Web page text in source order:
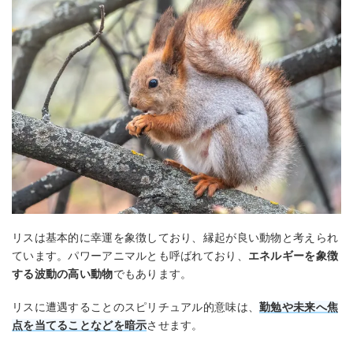
リスは基本的に幸運を象徴しており、縁起が良い動物と考えられ
ています。パワーアニマルとも呼ばれており、 エネルギーを象徴
する波動の高い動物でもあります。
リスに遭遇することのスピリチュアル的意味は、勤勉や未来へ焦
点を当てることなどを暗示させます。